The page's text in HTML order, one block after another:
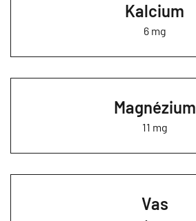
Kalcium
6 mg
Magnézium
11 mg
Vas